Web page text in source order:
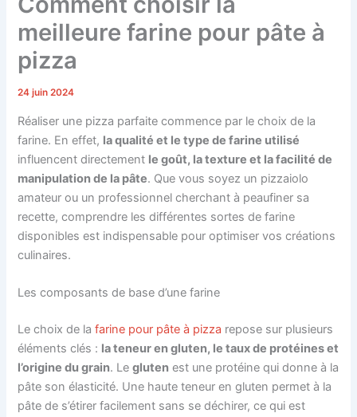
meilleure farine pour pâte à
pizza
24 juin 2024
Réaliser une pizza parfaite commence par le choix de la
farine. En effet, la qualité et le type de farine utilisé
influencent directement le goût, la texture et la facilité de
manipulation de la pâte. Que vous soyez un pizzaiolo
amateur ou un professionnel cherchant à peaufiner sa
recette, comprendre les différentes sortes de farine
disponibles est indispensable pour optimiser vos créations
culinaires.
Les composants de base d’une farine
Le choix de lafarine pour pâte à pizza repose sur plusieurs
éléments clés : la teneur en gluten, le taux de protéines et
l’origine du grain. Legluten est une protéine qui donne à la
pâte son élasticité. Une haute teneur en gluten permet à la
pâte de s’étirer facilement sans se déchirer, ce qui est